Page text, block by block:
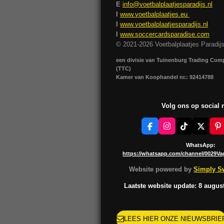
E info@voetbalplaatjesparadijs.nl
www.voetbalplaatjes.eu
www.voetbalplaatjesparadijs.nl
www.soccercardsparadise.com
© 2021-2026 Voetbalplaatjes Paradijs
een divisie van Tuinenburg Trading
(TTC)
Kamer van Koophandel nr.: 92414788
Volg ons op social
F
a
e
b
o
o
I
n
t
a
g
r
m
T
k
T
o
k
X
P
i
t
e
r
e
t
WhatsApp:
https://whatsapp.com/channel/
Website powered bySimply
Laatste website update: 8
LEES HIER ONZE